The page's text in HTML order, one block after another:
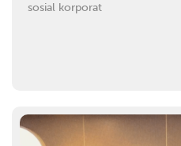
sosial korporat